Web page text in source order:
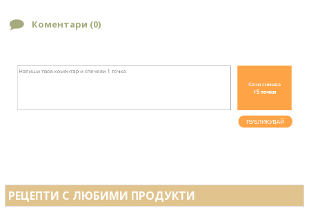
Коментари (0)
РЕЦЕПТИ С ЛЮБИМИ ПРОДУКТИ